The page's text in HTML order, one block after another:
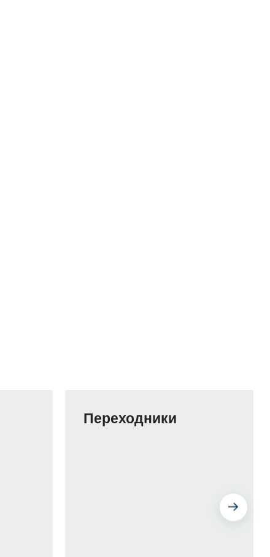
Переходники